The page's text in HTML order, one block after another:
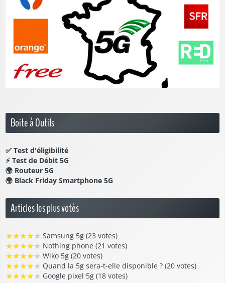
Boite à Outils
✅ Test d'éligibilité
⚡ Test de Débit 5G
🌍 Routeur 5G
🌍 Black Friday Smartphone 5G
Articles les plus votés
★★★★★ Samsung 5g (23 votes)
★★★★★ Nothing phone (21 votes)
★★★★★ Wiko 5g (20 votes)
★★★★★ Quand la 5g sera-t-elle disponible ? (20 votes)
★★★★★ Google pixel 5g (18 votes)